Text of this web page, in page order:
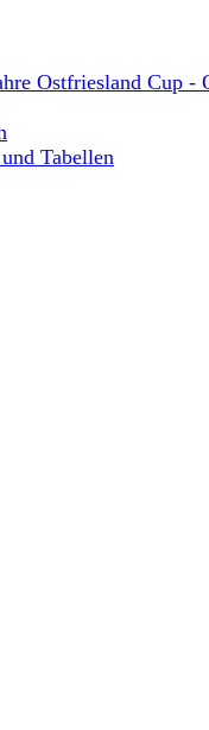
Ostfriesland Cup -
Tabellen